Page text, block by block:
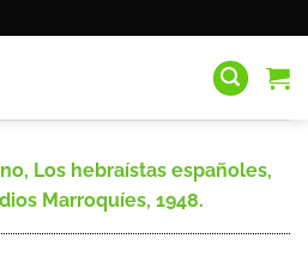
Los hebraístas españoles,
Marroquíes, 1948.